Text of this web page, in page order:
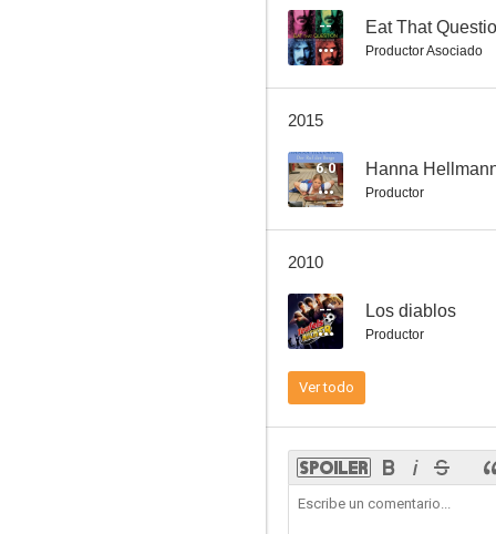
--
Productor Asociado
2015
6.0
Productor
2010
-- Los diablos
Productor
Ver todo